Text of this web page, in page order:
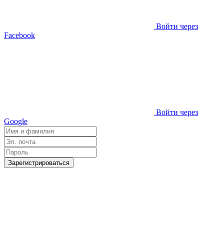
Войти через
Facebook
Войти через
Google
Зарегистрироваться